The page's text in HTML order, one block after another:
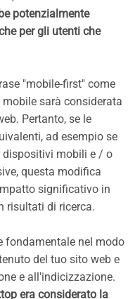
potenzialmente
per gli utenti che
"mobile-first" come
sarà considerata
Pertanto, se le
ad esempio se
mobili e / o
questa modifica
significativo in
risultati di ricerca.
fondamentale nel modo
del tuo sito web e
e all'indicizzazione.
era considerato la